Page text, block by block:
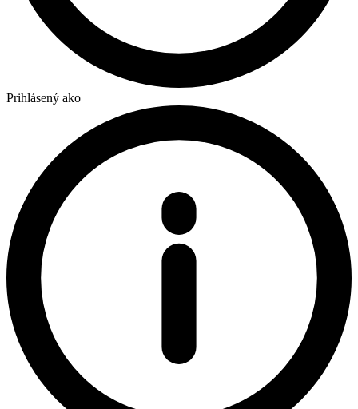
Prihlásený ako